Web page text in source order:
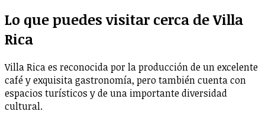
Lo que puedes visitar cerca de Villa
Rica
Villa Rica es reconocida por la producción de un excelente
café y exquisita gastronomía, pero también cuenta con
espacios turísticos y de una importante diversidad
cultural.